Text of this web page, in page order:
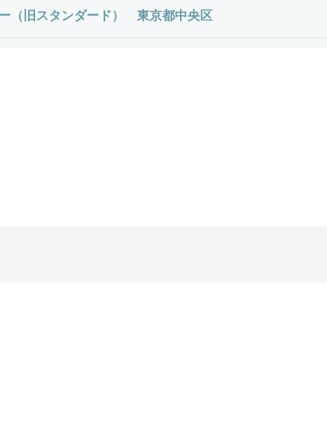
（旧スタンダード） 東京都中央区